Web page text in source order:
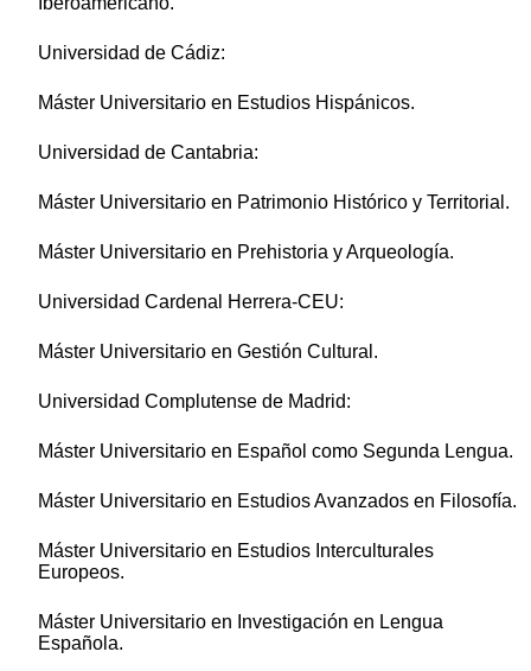
Universidad de Cádiz:
Máster Universitario en Estudios Hispánicos.
Universidad de Cantabria:
Máster Universitario en Patrimonio Histórico y Territorial.
Máster Universitario en Prehistoria y Arqueología.
Universidad Cardenal Herrera-CEU:
Máster Universitario en Gestión Cultural.
Universidad Complutense de Madrid:
Máster Universitario en Español como Segunda Lengua.
Máster Universitario en Estudios Avanzados en Filosofía.
Máster Universitario en Estudios Interculturales
Europeos.
Máster Universitario en Investigación en Lengua
Española.